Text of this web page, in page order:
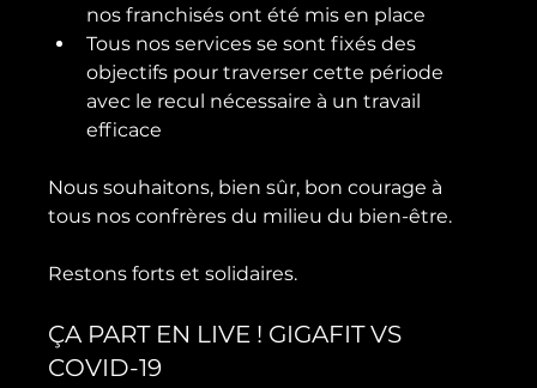
nos franchisés ont été mis en place
Tous nos services se sont fixés des
objectifs pour traverser cette période
avec le recul nécessaire à un travail
efficace
Nous souhaitons, bien sûr, bon courage à
tous nos confrères du milieu du bien-être.
ÇA PART EN LIVE ! GIGAFIT VS
COVID-19